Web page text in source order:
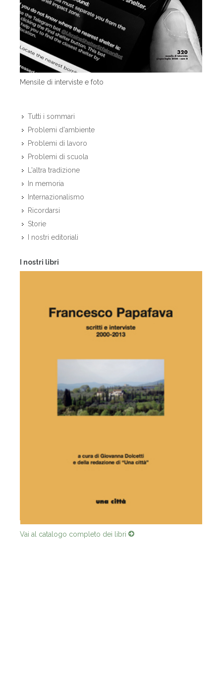
Mensile di interviste e foto
Tutti i sommari
Problemi d'ambiente
Problemi di lavoro
Problemi di scuola
L'altra tradizione
In memoria
Internazionalismo
Ricordarsi
Storie
I nostri editoriali
I nostri libri
Vai al catalogo completo dei libri